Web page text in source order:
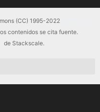
(CC) 1995-2022
contenidos se cita fuente.
de Stackscale.